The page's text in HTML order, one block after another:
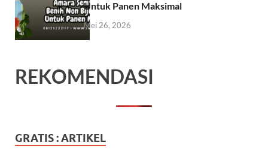
Untuk Panen Maksimal
Mei 26, 2026
REKOMENDASI
GRATIS : ARTIKEL